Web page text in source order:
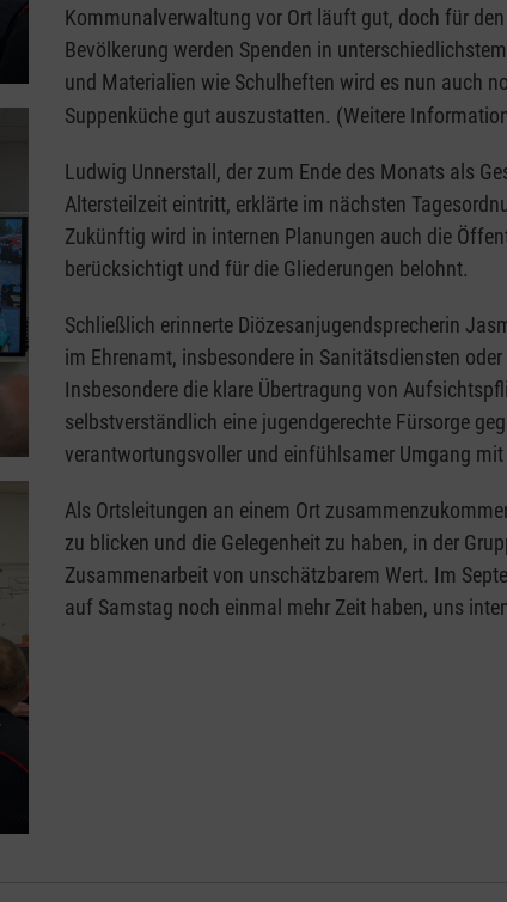
Kommunalverwaltung vor Ort läuft gut, doch für
Bevölkerung werden Spenden in
und Materialien wie Schulheften wird es nun auch
Suppenküche gut auszustatten. (Weitere
Ludwig Unnerstall, der zum Ende des Monats als
Altersteilzeit eintritt, erklärte im nächsten
Zukünftig wird in internen Planungen auch die
berücksichtigt und für die Gliederungen belohnt.
Schließlich erinnerte Diözesanjugendsprecherin
im Ehrenamt, insbesondere in Sanitätsdiensten
Insbesondere die klare Übertragung von
selbstverständlich eine jugendgerechte Fürsorge
verantwortungsvoller und einfühlsamer Umgang
Als Ortsleitungen an einem Ort
zu blicken und die Gelegenheit zu haben, in der
Zusammenarbeit von unschätzbarem Wert. Im
auf Samstag noch einmal mehr Zeit haben, uns